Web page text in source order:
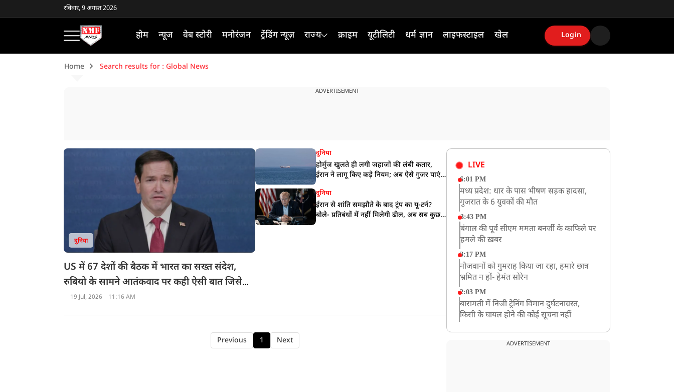
रविवार, 9 अगस्त 2026
होम न्यूज वेब स्टोरी मनोरंजन ट्रेंडिंग न्यूज़ राज्य क्राइम यूटीलिटी धर्म ज्ञान लाइफस्टाइल खेल Login
Home Search results for : Global News
ADVERTISEMENT
दुनिया
US में 67 देशों की बैठक में भारत का सख्त संदेश,
रुबियो के सामने आतंकवाद पर कही ऐसी बात जिसे
सुनकर कांप जाएगा पाकिस्तान
19 Jul, 2026 11:16 AM
दुनिया
होर्मुज खुलते ही लगी जहाजों की लंबी कतार,
ईरान ने लागू किए कड़े नियम; अब ऐसे गुजर पाएंगे
जहाज
दुनिया
ईरान से शांति समझौते के बाद ट्रंप का यू-टर्न?
बोले- प्रतिबंधों में नहीं मिलेगी ढील, अब सब कुछ
तेहरान पर निर्भर
Previous 1 Next
LIVE
6:01 PM
मध्य प्रदेश: धार के पास भीषण सड़क हादसा,
गुजरात के 6 युवकों की मौत
3:43 PM
बंगाल की पूर्व सीएम ममता बनर्जी के काफिले पर
हमले की ख़बर
3:17 PM
नौजवानों को गुमराह किया जा रहा, हमारे छात्र
भ्रमित न हों- हेमंत सोरेन
2:03 PM
बारामती में निजी ट्रेनिंग विमान दुर्घटनाग्रस्त,
किसी के घायल होने की कोई सूचना नहीं
JPSC परीक्षा विवाद: अनशन पर बैठे छात्र नेता
ADVERTISEMENT